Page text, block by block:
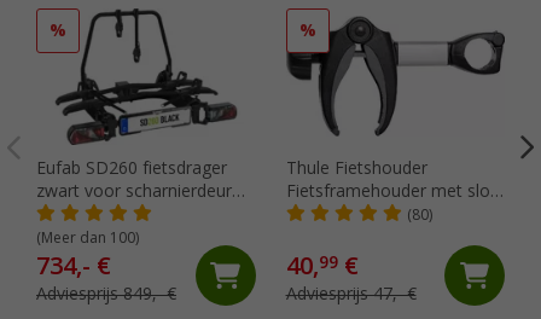
%
Eufab SD260 fietsdrager
zwart voor scharnierdeur
bestelwagen voor 2 fietsen,
geschikt voor e-bikes
(Meer dan 100)
734,- €
Adviesprijs 849,- €
%
Thule Fietshouder
Fietsframehouder met slot
zilver
(80)
40,99€
Adviesprijs 47,- €